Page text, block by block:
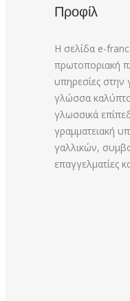
Προφίλ
Η σελίδα e-
πρωτοποριακή
υπηρεσίες στην
γλώσσα
γλωσσικά
γραμματειακή
γαλλικών,
επαγγελματίες